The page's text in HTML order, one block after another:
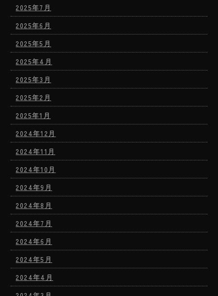
2025年7月
2025年6月
2025年5月
2025年4月
2025年3月
2025年2月
2025年1月
2024年12月
2024年11月
2024年10月
2024年9月
2024年8月
2024年7月
2024年6月
2024年5月
2024年4月